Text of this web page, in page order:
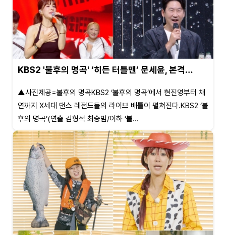
KBS2 '불후의 명곡' ‘히든 터틀맨’ 문세윤, 본격…
▲사진제공=불후의 명곡KBS2 ‘불후의 명곡’에서 현진영부터 채
연까지 X세대 댄스 레전드들의 라이브 배틀이 펼쳐진다.KBS2 ‘불
후의 명곡’(연출 김형석 최승범/이하 ‘불...